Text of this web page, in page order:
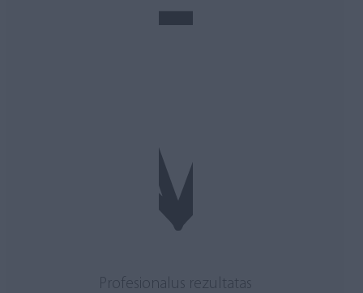
Profesionalus rezultatas